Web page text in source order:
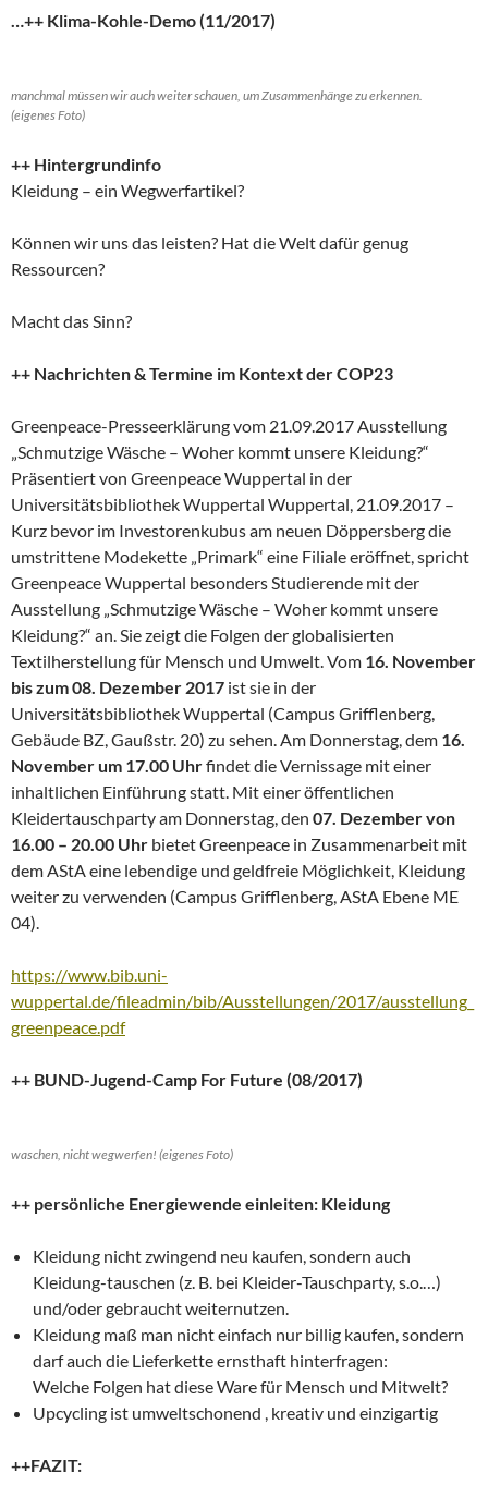
…++ Klima-Kohle-Demo (11/2017)
manchmal müssen wir auch weiter schauen, um Zusammenhänge zu erkennen.
(eigenes Foto)
++ Hintergrundinfo
Kleidung – ein Wegwerfartikel?
Können wir uns das leisten? Hat die Welt dafür genug
Ressourcen?
Macht das Sinn?
++ Nachrichten & Termine im Kontext der COP23
Greenpeace-Presseerklärung vom 21.09.2017 Ausstellung
„Schmutzige Wäsche – Woher kommt unsere Kleidung?“
Präsentiert von Greenpeace Wuppertal in der
Universitätsbibliothek Wuppertal Wuppertal, 21.09.2017 –
Kurz bevor im Investorenkubus am neuen Döppersberg die
umstrittene Modekette „Primark“ eine Filiale eröffnet, spricht
Greenpeace Wuppertal besonders Studierende mit der
Ausstellung „Schmutzige Wäsche – Woher kommt unsere
Kleidung?“ an. Sie zeigt die Folgen der globalisierten
Textilherstellung für Mensch und Umwelt. Vom 16. November
bis zum 08. Dezember 2017 ist sie in der
Universitätsbibliothek Wuppertal (Campus Grifflenberg,
Gebäude BZ, Gaußstr. 20) zu sehen. Am Donnerstag, dem 16.
November um 17.00 Uhrfindet die Vernissage mit einer
inhaltlichen Einführung statt. Mit einer öffentlichen
Kleidertauschparty am Donnerstag, den 07. Dezember von
16.00 – 20.00 Uhr bietet Greenpeace in Zusammenarbeit mit
dem AStA eine lebendige und geldfreie Möglichkeit, Kleidung
weiter zu verwenden (Campus Grifflenberg, AStA Ebene ME
04).
https://www.bib.uni-
wuppertal.de/fileadmin/bib/Ausstellungen/2017/ausstellung_
greenpeace.pdf
++ BUND-Jugend-Camp For Future (08/2017)
waschen, nicht wegwerfen! (eigenes Foto)
++ persönliche Energiewende einleiten: Kleidung
Kleidung nicht zwingend neu kaufen, sondern auch
Kleidung-tauschen (z. B. bei Kleider-Tauschparty, s.o.…)
und/oder gebraucht weiternutzen.
Kleidung maß man nicht einfach nur billig kaufen, sondern
darf auch die Lieferkette ernsthaft hinterfragen:
Welche Folgen hat diese Ware für Mensch und Mitwelt?
Upcycling ist umweltschonend , kreativ und einzigartig
++FAZIT: